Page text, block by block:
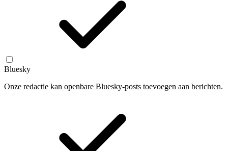
Bluesky
Onze redactie kan openbare Bluesky-posts toevoegen aan berichten.